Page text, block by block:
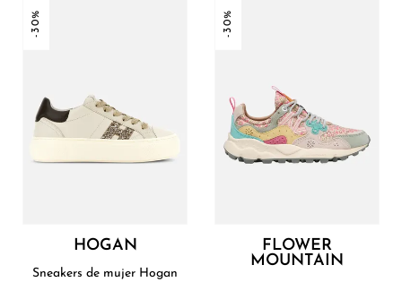
-30%
HOGAN
Sneakers de mujer Hogan
-30%
FLOWER
MOUNTAIN